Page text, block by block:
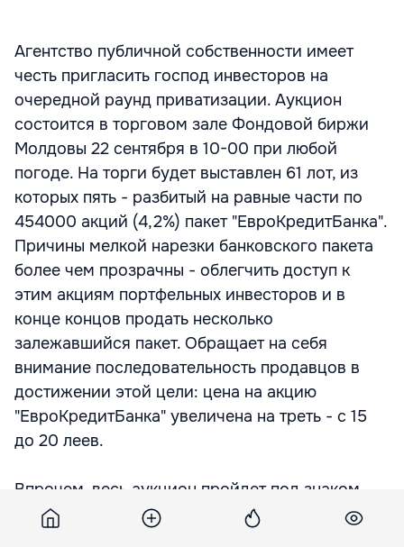
Агентство публичной собственности имеет
честь пригласить господ инвесторов на
очередной раунд приватизации. Аукцион
состоится в торговом зале Фондовой биржи
Молдовы 22 сентября в 10-00 при любой
погоде. На торги будет выставлен 61 лот, из
которых пять - разбитый на равные части по
454000 акций (4,2%) пакет "ЕвроКредитБанка".
Причины мелкой нарезки банковского пакета
более чем прозрачны - облегчить доступ к
этим акциям портфельных инвесторов и в
конце концов продать несколько
залежавшийся пакет. Обращает на себя
внимание последовательность продавцов в
достижении этой цели: цена на акцию
"ЕвроКредитБанка" увеличена на треть - с 15
до 20 леев.
Впрочем, весь аукцион пройдет под знаком
умеренного аппетита правительства. На